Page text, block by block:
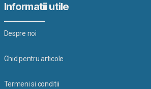
Informatii utile
Despre noi
Ghid pentru articole
Termeni si conditii